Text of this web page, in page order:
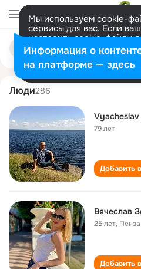
Мы используем cookie-
сервисы для вас. Если
настроить cookie-файлы
представитель. Больше
Разрешить все
Поиск
людям
vyacheslav zorin
Люди286
Vyacheslav
79 лет
Добавить
Вячеслав
25 лет, Пенза
Добавить
Информация о
на платформе — здесь